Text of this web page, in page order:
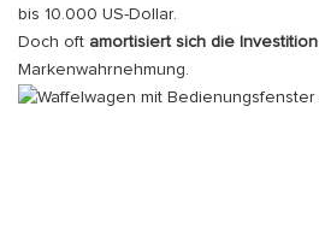
bis 10.000 US-Dollar.
Doch oft amortisiert sich die Investition
Markenwahrnehmung.